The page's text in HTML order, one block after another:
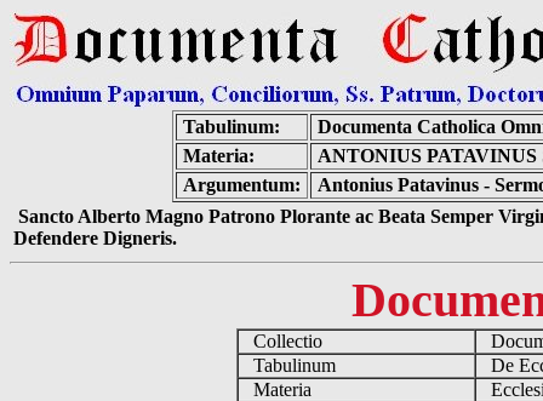
Tabulinum:
Documenta Catholica
Materia:
ANTONIUS
Argumentum:
Antonius Patavinus -
Sancto Alberto Magno Patrono Plorante ac Beata Semper
Defendere Digneris.
Collectio
Tabulinum
De
Materia